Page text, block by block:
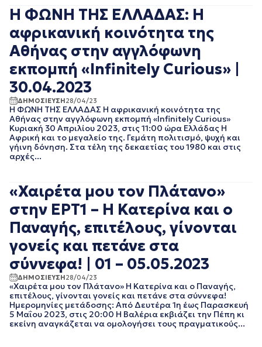
ΣΕΠΤΕΜΒΡΙΟΣ 2020
ΑΥΓΟΥΣΤΟΣ 2020
ΙΟΥΛΙΟΣ 2020
ΙΟΥΝΙΟΣ 2020
ΜΑΙΟΣ 2020
ΑΠΡΙΛΙΟΣ 2020
ΙΑΝΟΥΑΡΙΟΣ 2020
ΔΕΚΕΜΒΡΙΟΣ 2019
ΝΟΕΜΒΡΙΟΣ 2019
ΟΚΤΩΒΡΙΟΣ 2019
ΙΟΥΝΙΟΣ 2019
ΜΑΙΟΣ 2019
ΑΠΡΙΛΙΟΣ 2019
ΜΑΡΤΙΟΣ 2019
ΦΕΒΡΟΥΑΡΙΟΣ 2019
ΙΑΝΟΥΑΡΙΟΣ 2019
ΔΕΚΕΜΒΡΙΟΣ 2018
ΟΚΤΩΒΡΙΟΣ 2018
ΣΕΠΤΕΜΒΡΙΟΣ 2018
ΑΥΓΟΥΣΤΟΣ 2018
ΙΟΥΛΙΟΣ 2018
Η ΦΩΝΗ ΤΗΣ ΕΛΛΑΔΑΣ: Η
αφρικανική κοινότητα της
Αθήνας στην αγγλόφωνη
εκπομπή «Infinitely Curious» |
30.04.2023
ΔΗΜΟΣΙΕΥΣΗ28/04/23
Η ΦΩΝΗ ΤΗΣ ΕΛΛΑΔΑΣ Η αφρικανική κοινότητα της
Αθήνας στην αγγλόφωνη εκπομπή «Infinitely Curious»
Κυριακή 30 Απριλίου 2023, στις 11:00 ώρα Ελλάδας Η
Αφρική και το μεγαλείο της. Γεμάτη πολιτισμό, ψυχή και
γήινη δόνηση. Στα τέλη της δεκαετίας του 1980 και στις
αρχές...
«Χαιρέτα μου τον Πλάτανο»
στην ΕΡΤ1 – Η Κατερίνα και ο
Παναγής, επιτέλους, γίνονται
γονείς και πετάνε στα
σύννεφα! | 01 – 05.05.2023
ΔΗΜΟΣΙΕΥΣΗ28/04/23
«Χαιρέτα μου τον Πλάτανο» Η Κατερίνα και ο Παναγής,
επιτέλους, γίνονται γονείς και πετάνε στα σύννεφα!
Ημερομηνίες μετάδοσης: Από Δευτέρα 1η έως Παρασκευή
5 Μαΐου 2023, στις 20:00 Η Βαλέρια εκβιάζει την Πέπη κι
εκείνη αναγκάζεται να ομολογήσει τους πραγματικούς...